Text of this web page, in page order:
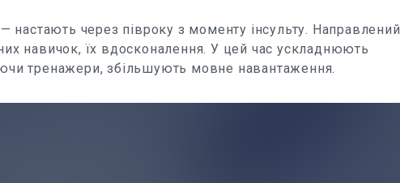
настають через півроку з моменту інсульту. Направлений
навичок, їх вдосконалення. У цей час ускладнюють
тренажери, збільшують мовне навантаження.